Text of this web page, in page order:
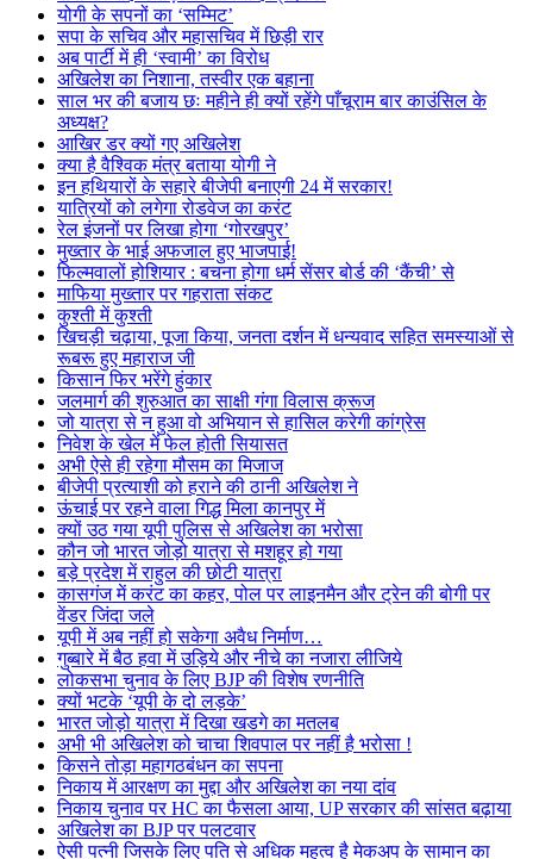
योगी के सपनों का ‘सम्मिट’
सपा के सचिव और महासचिव में छिड़ी रार
अब पार्टी में ही ‘स्वामी’ का विरोध
अखिलेश का निशाना, तस्वीर एक बहाना
साल भर की बजाय छः महीने ही क्यों रहेंगे पाँचूराम बार काउंसिल के
अध्यक्ष?
आखिर डर क्यों गए अखिलेश
क्या है वैश्विक मंत्र बताया योगी ने
इन हथियारों के सहारे बीजेपी बनाएगी 24 में सरकार!
यात्रियों को लगेगा रोडवेज का करंट
रेल इंजनों पर लिखा होगा ‘गोरखपुर’
मुख्तार के भाई अफजाल हुए भाजपाई!
फिल्मवालों होशियार : बचना होगा धर्म सेंसर बोर्ड की ‘कैंची’ से
माफिया मुख्तार पर गहराता संकट
कुश्ती में कुश्ती
खिचड़ी चढ़ाया, पूजा किया, जनता दर्शन में धन्यवाद सहित समस्याओं से
रूबरू हुए महाराज जी
किसान फिर भरेंगे हुंकार
जलमार्ग की शुरुआत का साक्षी गंगा विलास क्रूज
जो यात्रा से न हुआ वो अभियान से हासिल करेगी कांग्रेस
निवेश के खेल में फेल होती सियासत
अभी ऐसे ही रहेगा मौसम का मिजाज
बीजेपी प्रत्याशी को हराने की ठानी अखिलेश ने
ऊंचाई पर रहने वाला गिद्ध मिला कानपुर में
क्यों उठ गया यूपी पुलिस से अखिलेश का भरोसा
कौन जो भारत जोड़ो यात्रा से मशहूर हो गया
बड़े प्रदेश में राहुल की छोटी यात्रा
कासगंज में करंट का कहर, पोल पर लाइनमैन और ट्रेन की बोगी पर
वेंडर जिंदा जले
यूपी में अब नहीं हो सकेगा अवैध निर्माण…
गुब्बारे में बैठ हवा में उड़िये और नीचे का नजारा लीजिये
लोकसभा चुनाव के लिए BJP की विशेष रणनीति
क्यों भटके ‘यूपी के दो लड़के’
भारत जोड़ो यात्रा में दिखा खडगे का मतलब
अभी भी अखिलेश को चाचा शिवपाल पर नहीं है भरोसा !
किसने तोड़ा महागठबंधन का सपना
निकाय में आरक्षण का मुद्दा और अखिलेश का नया दांव
निकाय चुनाव पर HC का फैसला आया, UP सरकार की सांसत बढ़ाया
अखिलेश का BJP पर पलटवार
ऐसी पत्नी जिसके लिए पति से अधिक महत्व है मेकअप के सामान का